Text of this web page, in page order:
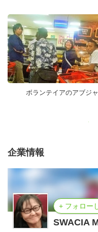
ボランテイアのアブジ
企業情報
+ フォロー
SWACIA